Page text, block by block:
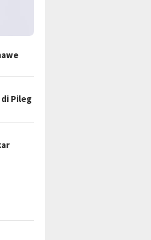
Tersembunyi Ikan
dan Umur Panjang
Pileg